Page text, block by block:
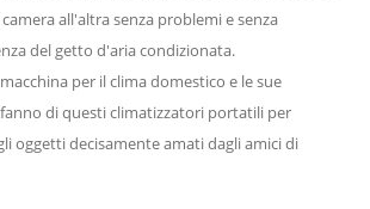
all'altra senza problemi e senza
del getto d'aria condizionata.
per il clima domestico e le sue
di questi climatizzatori portatili per
oggetti decisamente amati dagli amici di